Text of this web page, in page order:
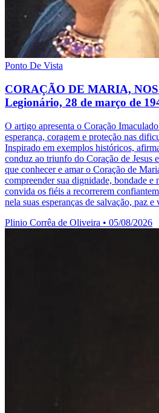
Ponto De Vista
CORAÇÃO DE MARIA,
Legionário, 28 de março de
O artigo apresenta o Coração
esperança, coragem e proteção nas
Inspirado em exemplos históricos,
conduz ao triunfo do Coração de Jesus
que conhecer e amar o Coração de
compreender sua dignidade, bondade e
convida os fiéis a recorrerem
nela suas esperanças de salvação, paz
Plinio Corrêa de Oliveira • 05/08/2026